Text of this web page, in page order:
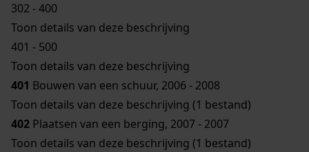
302 - 400
Toon details van deze beschrijving
401 - 500
Toon details van deze beschrijving
401 Bouwen van een schuur, 2006 - 2008
Toon details van deze beschrijving (1 bestand)
402 Plaatsen van een berging, 2007 - 2007
Toon details van deze beschrijving (1 bestand)